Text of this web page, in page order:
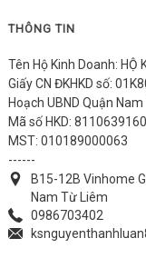
THÔNG TIN
Tên Hộ Kinh Doanh: HỘ
Giấy CN ĐKHKD số:
Hoạch UBND Quận
Mã số HKD: 8110639160
MST: 010189000063
------
B15-12B Vinhome
Nam Từ Liêm
0986703402